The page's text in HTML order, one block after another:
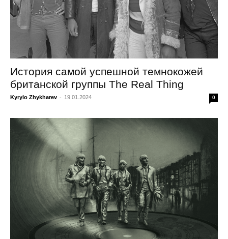
История самой успешной темнокожей
британской группы The Real Thing
Kyrylo Zhykharev - 19.01.2024 0